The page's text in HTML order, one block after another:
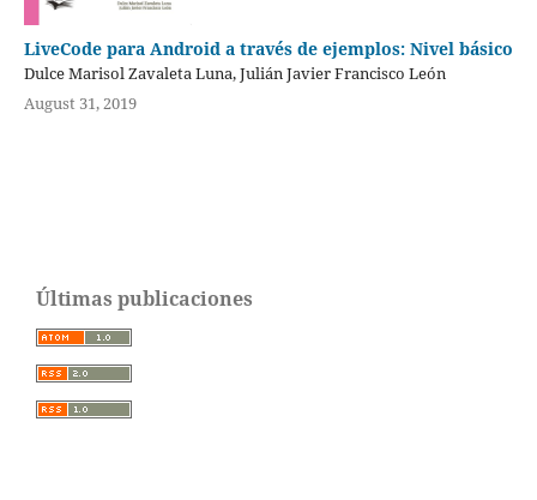
LiveCode para Android a través de ejemplos: Nivel básico
Dulce Marisol Zavaleta Luna, Julián Javier Francisco León
August 31, 2019
Últimas publicaciones